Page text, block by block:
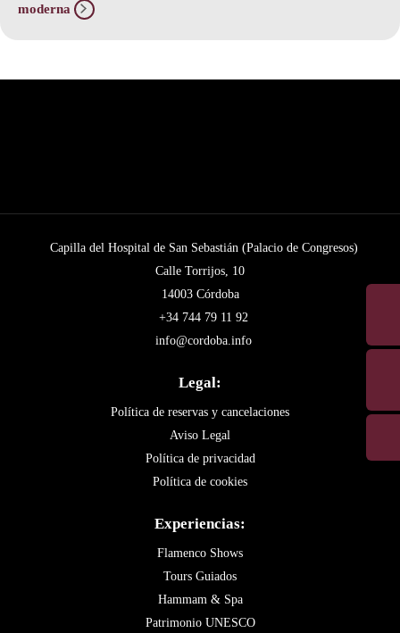
moderna
Capilla del Hospital de San Sebastián (Palacio de Congresos)
Calle Torrijos, 10
14003 Córdoba
+34 744 79 11 92
info@cordoba.info
Legal:
Política de reservas y cancelaciones
Aviso Legal
Política de privacidad
Política de cookies
Experiencias:
Flamenco Shows
Tours Guiados
Hammam & Spa
Patrimonio UNESCO